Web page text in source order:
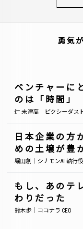
勇気
ベンチャーに
のは「時間」
辻 未津高｜ピクシーダス
日本企業の方
めの土壌が豊
堀田創｜シナモンAI 執行
もし、あのテ
わりだった
鈴木歩｜ココナラ CEO